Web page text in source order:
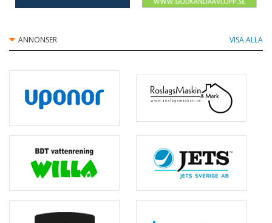
Skandinavisk Kommunalteknik AB
Topas Vatten AB
Uponor Infra AB
ANNONSER VISA ALLA